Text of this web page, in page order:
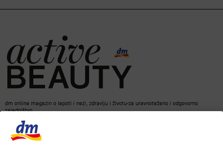
dm online magazin o lepoti i nezi, zdravlju i životu-za uravnoteženo i odgovorno
zajedništvo.